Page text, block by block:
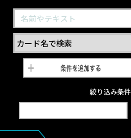
絞り込み条件